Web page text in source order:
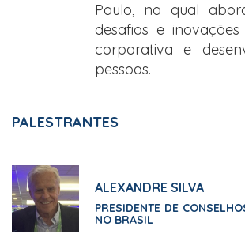
Paulo, na qual
desafios e
corporativa e
pessoas.
PALESTRANTES
ALEXANDRE SILVA
PRESIDENTE DE
NO BRASIL